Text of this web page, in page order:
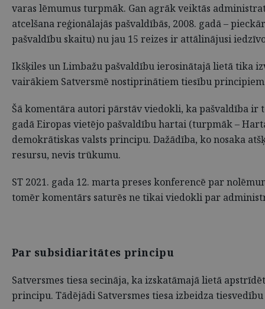
varas lēmumus turpmāk. Gan agrāk veiktās
atcelšana reģionālajās pašvaldībās, 2008. gadā –
pašvaldību skaitu) nu jau 15 reizes ir attālinājusi
Ikšķiles un Limbažu pašvaldību ierosinātajā lietā tika
vairākiem Satversmē nostiprinātiem tiesību
Šā komentāra autori pārstāv viedokli, ka pašvaldība ir
gadā Eiropas vietējo pašvaldību hartai (turpmāk –
demokrātiskas valsts principu. Dažādība, ko nosaka
resursu, nevis trūkumu.
ST 2021. gada 12. marta preses konferencē par
tomēr komentārs saturēs ne tikai viedokli par
Par subsidiaritātes principu
Satversmes tiesa secināja, ka izskatāmajā lietā
principu. Tādējādi Satversmes tiesa izbeidza